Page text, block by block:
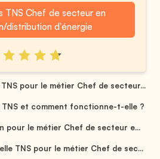
TNS Chef de secteur en
distribution d'énergie
pour le métier Chef de secteur...
TNS et comment fonctionne-t-elle ?
pour le métier Chef de secteur e...
TNS pour le métier Chef de sec...